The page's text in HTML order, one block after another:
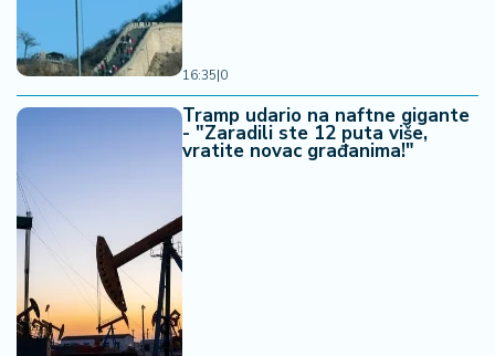
16:35|0
Tramp udario na naftne gigante
- "Zaradili ste 12 puta više,
vratite novac građanima!"